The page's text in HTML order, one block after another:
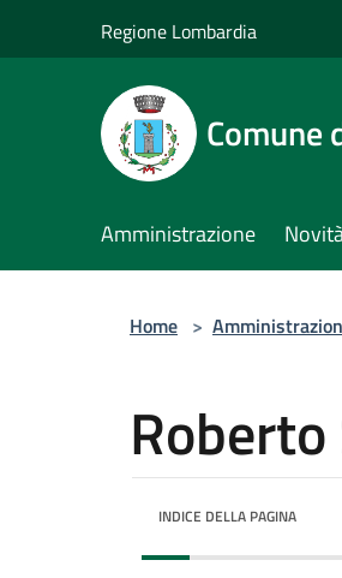
Regione Lombardia
Comune
Amministrazione
Home >
INDICE DELLA PAGINA